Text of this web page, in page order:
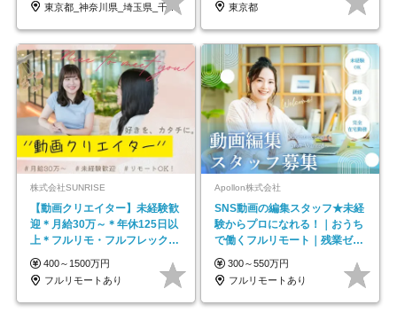
東京都_神奈川県_埼玉県_千葉県_大阪府…
東京都
株式会社SUNRISE
【動画クリエイター】未経験歓
迎＊月給30万～＊年休125日以
上＊フルリモ・フルフレックス
◆10名の採用が決定◆
400～1500万円
フルリモートあり
Apollon株式会社
SNS動画の編集スタッフ★未経
験からプロになれる！｜おうち
で働くフルリモート｜残業ゼロ
で18時退勤◎
300～550万円
フルリモートあり